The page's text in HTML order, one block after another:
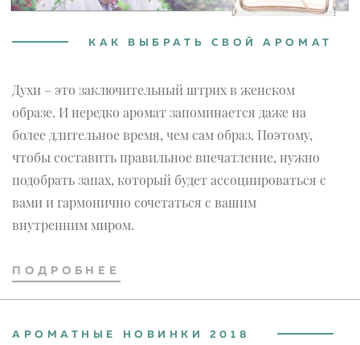
КАК ВЫБРАТЬ СВОЙ АРОМАТ
Духи – это заключительный штрих в женском
образе. И нередко аромат запоминается даже на
более длительное время, чем сам образ. Поэтому,
чтобы составить правильное впечатление, нужно
подобрать запах, который будет ассоциироваться с
вами и гармонично сочетаться с вашим
внутренним миром.
ПОДРОБНЕЕ
АРОМАТНЫЕ НОВИНКИ 2018